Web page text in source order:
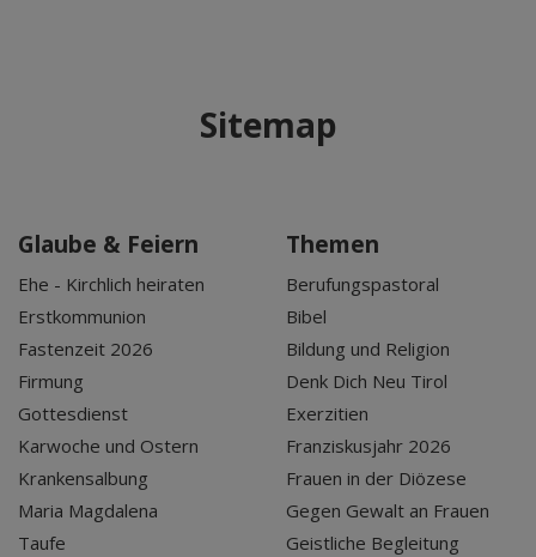
Sitemap
Glaube & Feiern
Ehe - Kirchlich heiraten
Erstkommunion
Fastenzeit 2026
Firmung
Gottesdienst
Karwoche und Ostern
Krankensalbung
Maria Magdalena
Taufe
Themen
Berufungspastoral
Bibel
Bildung und Religion
Denk Dich Neu Tirol
Exerzitien
Franziskusjahr 2026
Frauen in der Diözese
Gegen Gewalt an Frauen
Geistliche Begleitung